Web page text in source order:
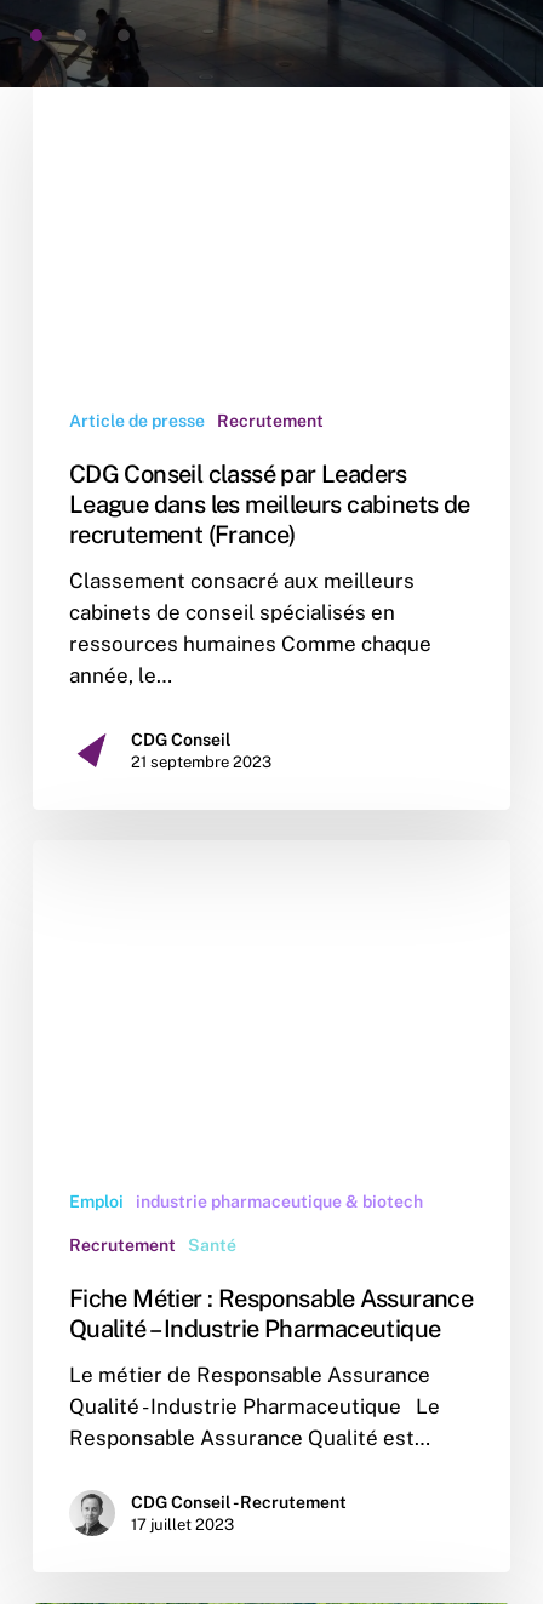
CDG
recrutement
Article de presse Recrutement
CDG Conseil classé par Leaders
League dans les meilleurs cabinets de
recrutement (France)
Classement consacré aux meilleurs
cabinets de conseil spécialisés en
ressources humaines Comme chaque
année, le…
CDG Conseil
21 septembre 2023
Emploi industrie pharmaceutique & biotech
Recrutement Santé
Fiche Métier : Responsable Assurance
Qualité – Industrie Pharmaceutique
Le métier de Responsable Assurance
Qualité - Industrie Pharmaceutique Le
Responsable Assurance Qualité est…
CDG Conseil - Recrutement
17 juillet 2023